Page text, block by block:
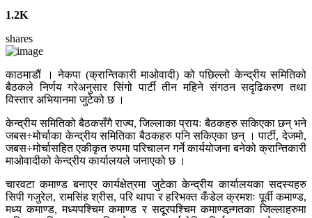
1.2K
shares
काठमाडौं । नेकपा (क्रान्तिकारी माओवादी) को पछिल्लो केन्द्रीय समितिको
बैठकले निर्णय गरेअनुसार सिंगो पार्टी तीन महिने संगठन सदृढिकरण तथा
विस्तार अभियानमा जुटेको छ ।
केन्द्रीय समितिको बैठकसँगै राज्य, जिल्लाका प्रायः बैठकहरु सकिएका छन् भने
जबस÷मोर्चाका केन्द्रीय समितिका बैठकहरु पनि सकिएका छन् । पार्टी, देजमो,
जबस÷मोर्चासहित एकीकृत रुपमा परिचालन गर्ने कार्ययोजना बनेको क्रान्तिकारी
माओवादीको केन्द्रीय कार्यालयले जनाएको छ ।
चारवटा कमाण्ड बनाएर कार्यक्षेत्रमा जुटेका केन्द्रीय कार्यालयका सदस्यहरु
सिपी गजुरेल, रामसिंह श्रीस, परि थापा र हरिभक्त कँडेल क्रमशः पूर्वी कमाण्ड,
मध्य कमाण्ड, मध्यपश्चिम कमाण्ड र सदूरपश्चिम कमाण्डन्र्गतका जिल्लाहरुमा